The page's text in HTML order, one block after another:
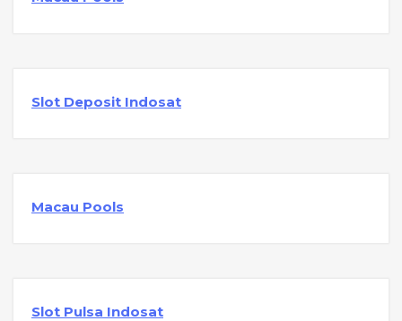
Slot Deposit Indosat
Macau Pools
Slot Pulsa Indosat